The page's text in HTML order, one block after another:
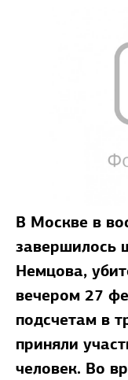
В Москве в
завершилось
Немцова,
вечером 27
подсчетам в
приняли
человек. Во